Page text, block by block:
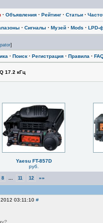
· Объявления · Рейтинг · Статьи ·
· Сигналы · Музей · Mods · LPD-
]
· Поиск · Регистрация · Правила ·
17.2 кГц
Yaesu FT-857D
руб.
8 11 12 »»
03:11:10 #